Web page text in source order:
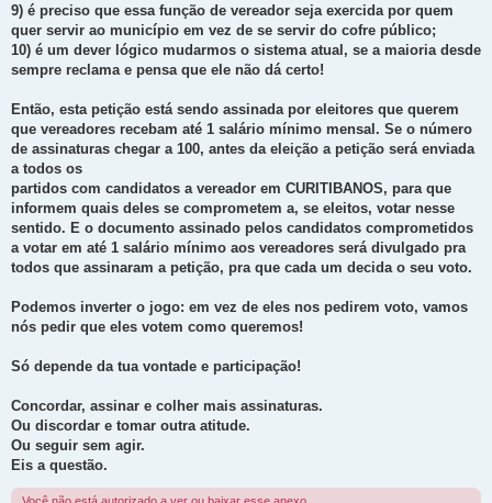
9) é preciso que essa função de vereador seja exercida por quem
quer servir ao município em vez de se servir do cofre público;
10) é um dever lógico mudarmos o sistema atual, se a maioria desde
sempre reclama e pensa que ele não dá certo!
Então, esta petição está sendo assinada por eleitores que querem
que vereadores recebam até 1 salário mínimo mensal. Se o número
de assinaturas chegar a 100, antes da eleição a petição será enviada
a todos os
partidos com candidatos a vereador em CURITIBANOS, para que
informem quais deles se comprometem a, se eleitos, votar nesse
sentido. E o documento assinado pelos candidatos comprometidos
a votar em até 1 salário mínimo aos vereadores será divulgado pra
todos que assinaram a petição, pra que cada um decida o seu voto.
Podemos inverter o jogo: em vez de eles nos pedirem voto, vamos
nós pedir que eles votem como queremos!
Só depende da tua vontade e participação!
Concordar, assinar e colher mais assinaturas.
Ou discordar e tomar outra atitude.
Ou seguir sem agir.
Eis a questão.
Você não está autorizado a ver ou baixar esse anexo.